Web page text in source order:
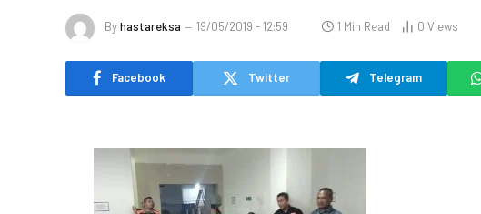
Byhastareksa 19/05/2019 - 12:59 1 Min Read 0 Views
Facebook Twitter Telegram